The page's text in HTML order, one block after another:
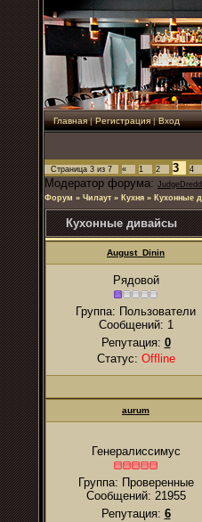
Главная|Регистрация|Вход
Страница 3 из 7 « 1 2 3 4
Модератор форума: JudgeDredd
Форум » Чилаут » Кухня » Кухонные
Кухонные дивайсы
August_Dinin
Рядовой
Группа: Пользователи
Сообщений: 1
Репутация: 0
Статус: Offline
аurum
Генералиссимус
Группа: Проверенные
Сообщений: 21955
Репутация: 6